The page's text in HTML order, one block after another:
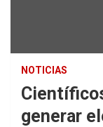
NOTICIAS
generar